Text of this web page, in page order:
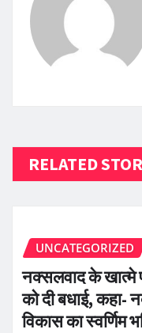
RELATED
UNCATEGORIZED
नक्सलवाद के खात्मे
को दी बधाई, कहा-
विकास का स्वर्णिम